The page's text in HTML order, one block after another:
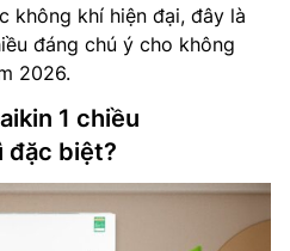
không khí hiện đại, đây là
đáng chú ý cho không
2026.
1 chiều
đặc biệt?